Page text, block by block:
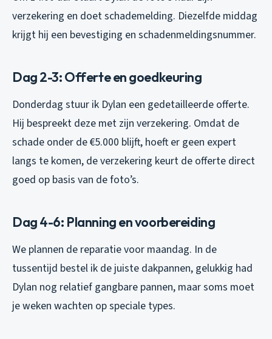
verzekering en doet schademelding. Diezelfde middag
krijgt hij een bevestiging en schadenmeldingsnummer.
Dag 2-3: Offerte en goedkeuring
Donderdag stuur ik Dylan een gedetailleerde offerte.
Hij bespreekt deze met zijn verzekering. Omdat de
schade onder de €5.000 blijft, hoeft er geen expert
langs te komen, de verzekering keurt de offerte direct
goed op basis van de foto’s.
Dag 4-6: Planning en voorbereiding
We plannen de reparatie voor maandag. In de
tussentijd bestel ik de juiste dakpannen, gelukkig had
Dylan nog relatief gangbare pannen, maar soms moet
je weken wachten op speciale types.